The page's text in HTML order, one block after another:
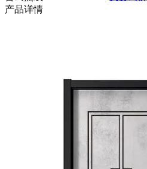
产品详情